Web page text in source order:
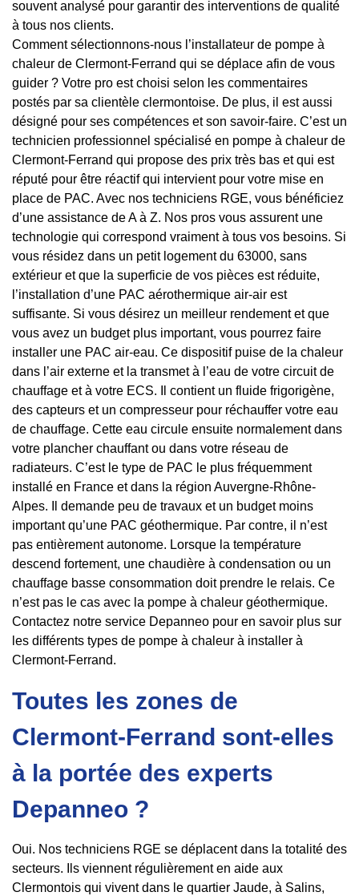
souvent analysé pour garantir des interventions de qualité
à tous nos clients.
Comment sélectionnons-nous l’installateur de pompe à
chaleur de Clermont-Ferrand qui se déplace afin de vous
guider ? Votre pro est choisi selon les commentaires
postés par sa clientèle clermontoise. De plus, il est aussi
désigné pour ses compétences et son savoir-faire. C’est un
technicien professionnel spécialisé en pompe à chaleur de
Clermont-Ferrand qui propose des prix très bas et qui est
réputé pour être réactif qui intervient pour votre mise en
place de PAC. Avec nos techniciens RGE, vous bénéficiez
d’une assistance de A à Z. Nos pros vous assurent une
technologie qui correspond vraiment à tous vos besoins. Si
vous résidez dans un petit logement du 63000, sans
extérieur et que la superficie de vos pièces est réduite,
l’installation d’une PAC aérothermique air-air est
suffisante. Si vous désirez un meilleur rendement et que
vous avez un budget plus important, vous pourrez faire
installer une PAC air-eau. Ce dispositif puise de la chaleur
dans l’air externe et la transmet à l’eau de votre circuit de
chauffage et à votre ECS. Il contient un fluide frigorigène,
des capteurs et un compresseur pour réchauffer votre eau
de chauffage. Cette eau circule ensuite normalement dans
votre plancher chauffant ou dans votre réseau de
radiateurs. C’est le type de PAC le plus fréquemment
installé en France et dans la région Auvergne-Rhône-
Alpes. Il demande peu de travaux et un budget moins
important qu’une PAC géothermique. Par contre, il n’est
pas entièrement autonome. Lorsque la température
descend fortement, une chaudière à condensation ou un
chauffage basse consommation doit prendre le relais. Ce
n’est pas le cas avec la pompe à chaleur géothermique.
Contactez notre service Depanneo pour en savoir plus sur
les différents types de pompe à chaleur à installer à
Clermont-Ferrand.
Toutes les zones de
Clermont-Ferrand sont-elles
à la portée des experts
Depanneo ?
Oui. Nos techniciens RGE se déplacent dans la totalité des
secteurs. Ils viennent régulièrement en aide aux
Clermontois qui vivent dans le quartier Jaude, à Salins,